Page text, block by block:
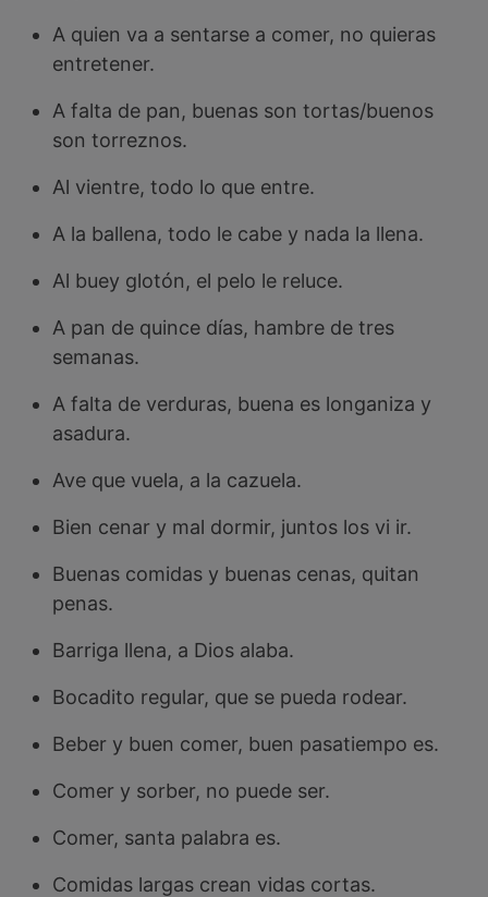
A quien va a sentarse a comer, no quieras
entretener.
A falta de pan, buenas son tortas/buenos
son torreznos.
Al vientre, todo lo que entre.
A la ballena, todo le cabe y nada la llena.
Al buey glotón, el pelo le reluce.
A pan de quince días, hambre de tres
semanas.
A falta de verduras, buena es longaniza y
asadura.
Ave que vuela, a la cazuela.
Bien cenar y mal dormir, juntos los vi ir.
Buenas comidas y buenas cenas, quitan
penas.
Barriga llena, a Dios alaba.
Bocadito regular, que se pueda rodear.
Beber y buen comer, buen pasatiempo es.
Comer y sorber, no puede ser.
Comer, santa palabra es.
Comidas largas crean vidas cortas.